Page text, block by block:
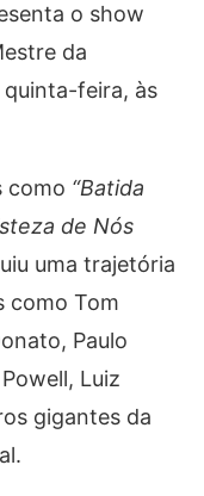
o show
da
quinta-feira, às
como “Batida
de Nós
uma trajetória
como Tom
Paulo
Luiz
gigantes da